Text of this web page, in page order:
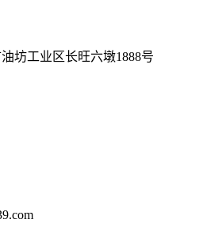
坊工业区长旺六墩1888号